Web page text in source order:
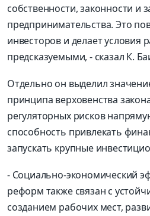
собственности, законности и
предпринимательства. Это
инвесторов и делает условия
предсказуемыми, - сказал К.
Отдельно он выделил
принципа верховенства
регуляторных рисков
способность привлекать
запускать крупные
- Социально-экономический
реформ также связан с
созданием рабочих мест,